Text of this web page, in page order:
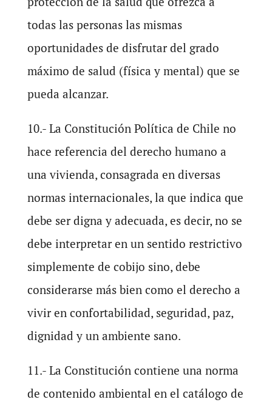
todas las personas las mismas
oportunidades de disfrutar del grado
máximo de salud (física y mental) que se
pueda alcanzar.
10.- La Constitución Política de Chile no
hace referencia del derecho humano a
una vivienda, consagrada en diversas
normas internacionales, la que indica que
debe ser digna y adecuada, es decir, no se
debe interpretar en un sentido restrictivo
simplemente de cobijo sino, debe
considerarse más bien como el derecho a
vivir en confortabilidad, seguridad, paz,
dignidad y un ambiente sano.
11.- La Constitución contiene una norma
de contenido ambiental en el catálogo de